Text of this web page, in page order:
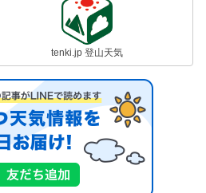
tenki.jp 登山天気